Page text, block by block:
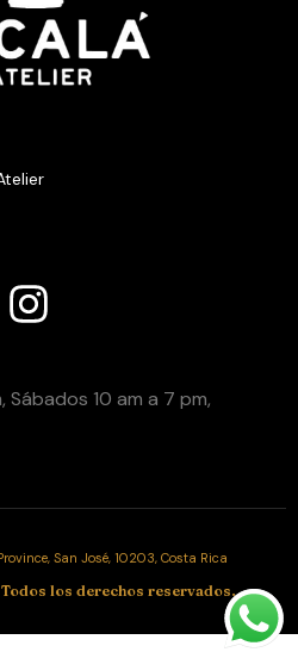
Sábados 10 am a 7 pm,
los derechos reservados.
San José, 10203, Costa Rica